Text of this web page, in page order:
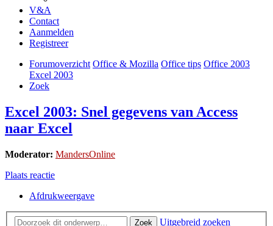
V&A
Contact
Aanmelden
Registreer
Forumoverzicht Office & Mozilla Office tips Office 2003
Excel 2003
Zoek
Excel 2003: Snel gegevens van Access
naar Excel
Moderator: MandersOnline
Plaats reactie
Afdrukweergave
Zoek
Uitgebreid zoeken